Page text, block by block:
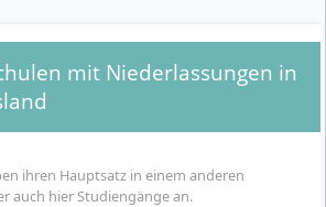
mit Niederlassungen in
ihren Hauptsatz in einem anderen
auch hier Studiengänge an.